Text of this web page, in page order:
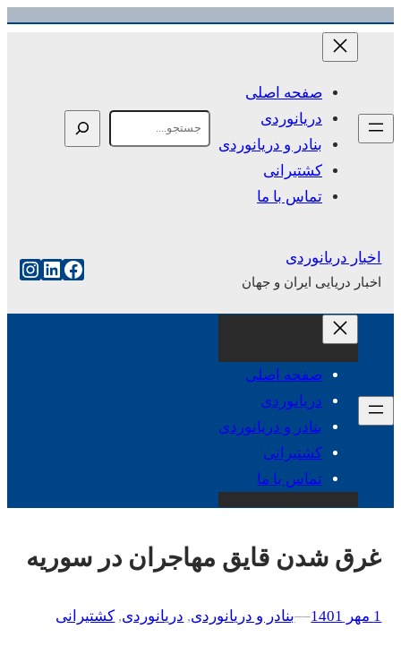
رفتن
صفحه اصلی
دریانوردی
بنادر و دریانوردی
کشتیرانی
تماس با ما
اخبار دریانوردی
اخبار دریایی ایران و جهان
فیس‌بوک
صفحه اصلی
دریانوردی
بنادر و دریانوردی
کشتیرانی
تماس با ما
غرق شدن قایق مهاجران در سوریه
1 مهر 1401 –
–بنادر و دریانوردی, دریانوردی, کشتیرانی